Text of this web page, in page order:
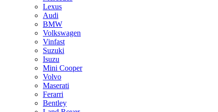
Lexus
Audi
BMW
Volkswagen
Vinfast
Suzuki
Isuzu
Mini Cooper
Volvo
Maserati
Ferarri
Bentley